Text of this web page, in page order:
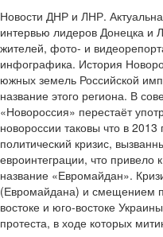
Новости ДНР и ЛНР.
интервью лидеров Донецка и
жителей, фото- и
инфографика. История
южных земель Российской
название этого региона. В
«Новороссия» перестаёт
новороссии таковы что в
политический кризис,
евроинтеграции, что привело
название «Евромайдан».
(Евромайдана) и смещением
востоке и юго-востоке
протеста, в ходе которых